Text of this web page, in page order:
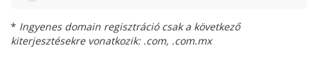
* Ingyenes domain regisztráció csak a következő
kiterjesztésekre vonatkozik: .com, .com.mx